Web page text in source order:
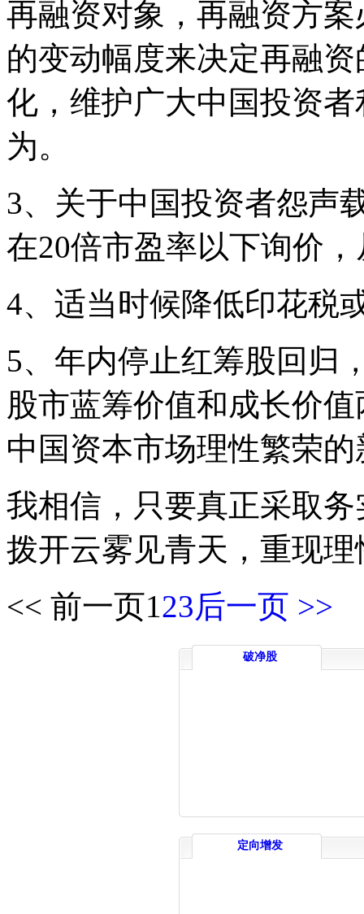
再融资对象，再融资方
的变动幅度来决定再融
化，维护广大中国投资
为。
3、关于中国投资者怨声
在20倍市盈率以下询价
4、适当时候降低印花税
5、年内停止红筹股回归
股市蓝筹价值和成长价
中国资本市场理性繁荣
我相信，只要真正采取
拨开云雾见青天，重现
<< 前一页123后一页 >>
破净股
定向增发